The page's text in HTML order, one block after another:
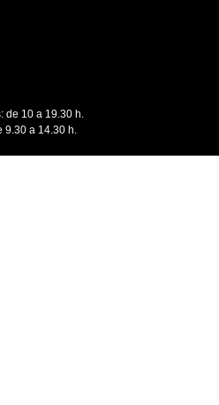
de 10 a 19.30 h.
9.30 a 14.30 h.